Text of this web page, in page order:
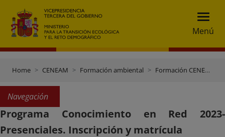
Menú
Home CENEAM Formación ambiental Formación CENEAM
Navegación
Programa Conocimiento en Red 2023-
Presenciales. Inscripción y matrícula